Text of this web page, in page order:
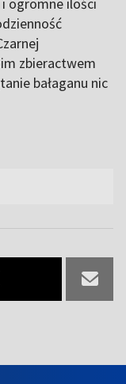
zbieractwem
bałaganu nic